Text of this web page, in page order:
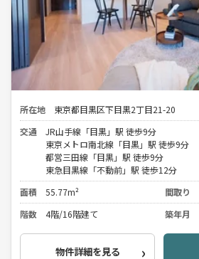
所在地
東京都目黒区下目黒2丁目21-20
交通
JR山手線「目黒」駅 徒歩9分
東京メトロ南北線「目黒」駅 徒歩9分
都営三田線「目黒」駅 徒歩9分
東急目黒線「不動前」駅 徒歩12分
面積
55.77m² 間取り
階数
4階/16階建て 築年月
物件詳細を見る